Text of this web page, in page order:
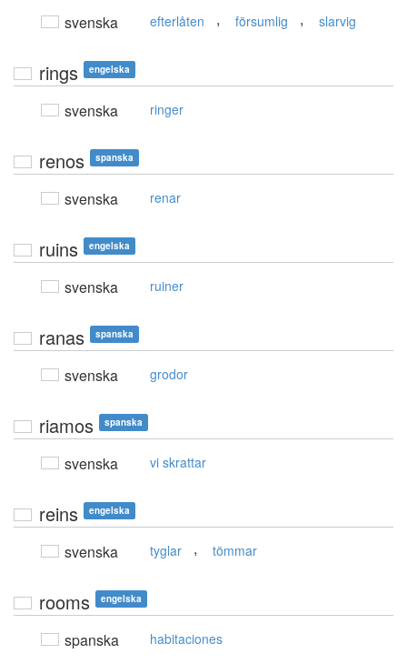
svenska efterlåten , försumlig , slarvig
rings engelska
svenska ringer
renos spanska
svenska renar
ruins engelska
svenska ruiner
ranas spanska
svenska grodor
riamos spanska
svenska vi skrattar
reins engelska
svenska tyglar , tömmar
rooms engelska
spanska habitaciones